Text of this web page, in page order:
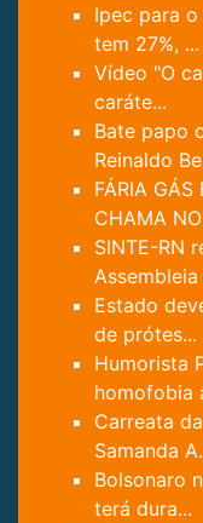
Ipec para o
tem 27%, ...
Vídeo "O
caráte...
Bate papo
Reinaldo
FÁRIA GÁS
CHAMA
SINTE-RN
Estado
de prótes...
Humorista
homofobia
Carreata
Samanda
Bolsonaro
terá dura...